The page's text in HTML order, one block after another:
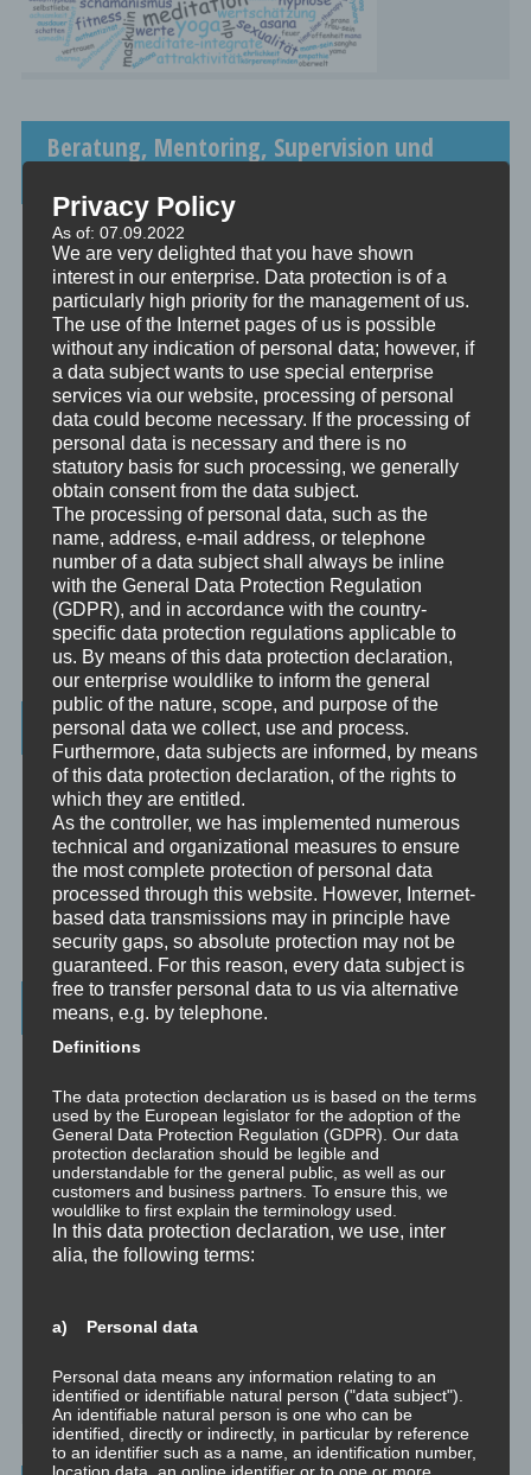
Beratung, Mentoring, Supervision und
Beratung
Beratung ist das individuelle Aufarbeiten verschiedenster
Problemstellungen durch Interaktion zwischen einer unabhängigen
Person und einem Klienten.
Mentoring
Mentoring ist das individualisierte Weitergeben von Wissen und
Erfahrungen durch Interaktion zwischen einer erfahrenen Person
und einem Klienten.
Supervision
Supervision ist das individualisierte Reflektieren der gemachten
oder anstehenden professionellen Erfahrungen durch Interaktion
zwischen einem Supervisor und einem Klienten.
Ausbildung
Ausbildung ist die angepasste Vermittlung von allgemeinem Wissen
und praktischen Fertigkeiten zu diesem Wissen durch eine
erfahrene Person an Klienten.
Wissenswertes
☞ Ablauf einer Beratung
☞ Vertraulichkeitserklärung
☞ Grundlagen für persönliche Entwicklung
☞ Was kostet es?
Wichtigste Seiten - minimedi.online
⇒ GrundlagenHier gibt es die grundlegenden Wissenseinheiten
⇒ Meditationen für TransformationHier gibt es Meditationen, die
die manchmal nötige Transformation für Entwicklung und Wachstum
anstoßen.
⇒ Emotionale KompetenzHier gibt es Meditationen, um die eigene
emotionale Kompetenz zu entwickeln.
Konzepten der Transformation, der persönlichen Entwicklung und
des spirituellen Wachstums.
Privacy Policy
As of: 07.09.2022
We are very delighted that you have shown
interest in our enterprise. Data protection is of a
particularly high priority for the management of us.
The use of the Internet pages of us is possible
without any indication of personal data; however, if
a data subject wants to use special enterprise
services via our website, processing of personal
data could become necessary. If the processing of
personal data is necessary and there is no
statutory basis for such processing, we generally
obtain consent from the data subject.
The processing of personal data, such as the
name, address, e-mail address, or telephone
number of a data subject shall always be inline
with the General Data Protection Regulation
(GDPR), and in accordance with the country-
specific data protection regulations applicable to
us. By means of this data protection declaration,
our enterprise wouldlike to inform the general
public of the nature, scope, and purpose of the
personal data we collect, use and process.
Furthermore, data subjects are informed, by means
of this data protection declaration, of the rights to
which they are entitled.
As the controller, we has implemented numerous
technical and organizational measures to ensure
the most complete protection of personal data
processed through this website. However, Internet-
based data transmissions may in principle have
security gaps, so absolute protection may not be
guaranteed. For this reason, every data subject is
free to transfer personal data to us via alternative
means, e.g. by telephone.
Definitions
The data protection declaration us is based on the terms
used by the European legislator for the adoption of the
General Data Protection Regulation (GDPR). Our data
protection declaration should be legible and
understandable for the general public, as well as our
customers and business partners. To ensure this, we
wouldlike to first explain the terminology used.
In this data protection declaration, we use, inter
alia, the following terms:
a) Personal data
Personal data means any information relating to an
identified or identifiable natural person ("data subject").
An identifiable natural person is one who can be
identified, directly or indirectly, in particular by reference
to an identifier such as a name, an identification number,
location data, an online identifier or to one or more